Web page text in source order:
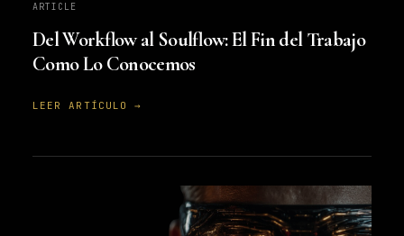
ARTICLE
Del Workflow al Soulflow: El Fin del Trabajo
Como Lo Conocemos
LEER ARTÍCULO →